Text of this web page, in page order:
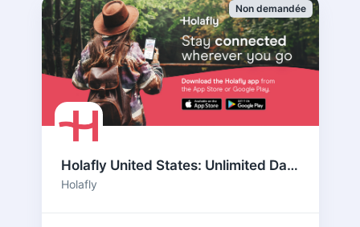
Non demandée
Holafly United States: Unlimited Data eSIM for Travelers
Holafly